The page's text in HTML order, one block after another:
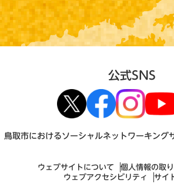
公式SNS
鳥取市におけるソーシャルネットワーキング
ウェブサイトについて
個人情報の取
ウェブアクセシビリティ
サイ